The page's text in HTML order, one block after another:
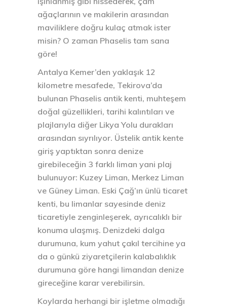
ağaçlarının ve makilerin arasından
maviliklere doğru kulaç atmak ister
misin? O zaman Phaselis tam sana
göre!
Antalya Kemer’den yaklaşık 12
kilometre mesafede, Tekirova’da
bulunan Phaselis antik kenti, muhteşem
doğal güzellikleri, tarihi kalıntıları ve
plajlarıyla diğer Likya Yolu durakları
arasından sıyrılıyor. Üstelik antik kente
giriş yaptıktan sonra denize
girebileceğin 3 farklı liman yani plaj
bulunuyor: Kuzey Liman, Merkez Liman
ve Güney Liman. Eski Çağ’ın ünlü ticaret
kenti, bu limanlar sayesinde deniz
ticaretiyle zenginleşerek, ayrıcalıklı bir
konuma ulaşmış. Denizdeki dalga
durumuna, kum yahut çakıl tercihine ya
da o günkü ziyaretçilerin kalabalıklık
durumuna göre hangi limandan denize
gireceğine karar verebilirsin.
Koylarda herhangi bir işletme olmadığı